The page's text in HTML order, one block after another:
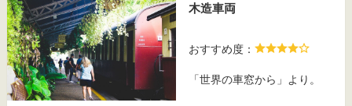
木造車両
おすすめ度：
「世界の車窓から」より。